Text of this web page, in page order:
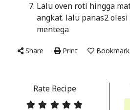
Lalu oven roti hingga
angkat. lalu panas2
mentega
Share Print Bookmark
Rate Recipe